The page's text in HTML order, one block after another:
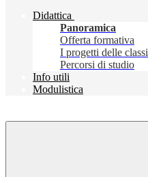
Didattica
Panoramica
Offerta formativa
I progetti delle classi
Percorsi di studio
Info utili
Modulistica